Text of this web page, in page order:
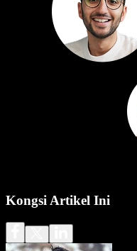
Kongsi Artikel Ini